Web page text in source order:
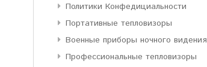
Политики Конфедициальности
Портативные тепловизоры
Военные приборы ночного видения
Профессиональные тепловизоры